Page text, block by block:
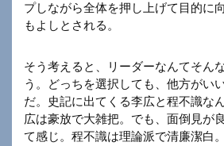
プしながら全体を押し上げて目的に
もよしとされる。
そう考えると、リーダーなんてそん
う。どっちを選択しても、他方がい
だ。史記に出てくる李広と程不識な
広は豪放で大雑把。でも、面倒見が
て感じ。程不識は理論派で清廉潔白